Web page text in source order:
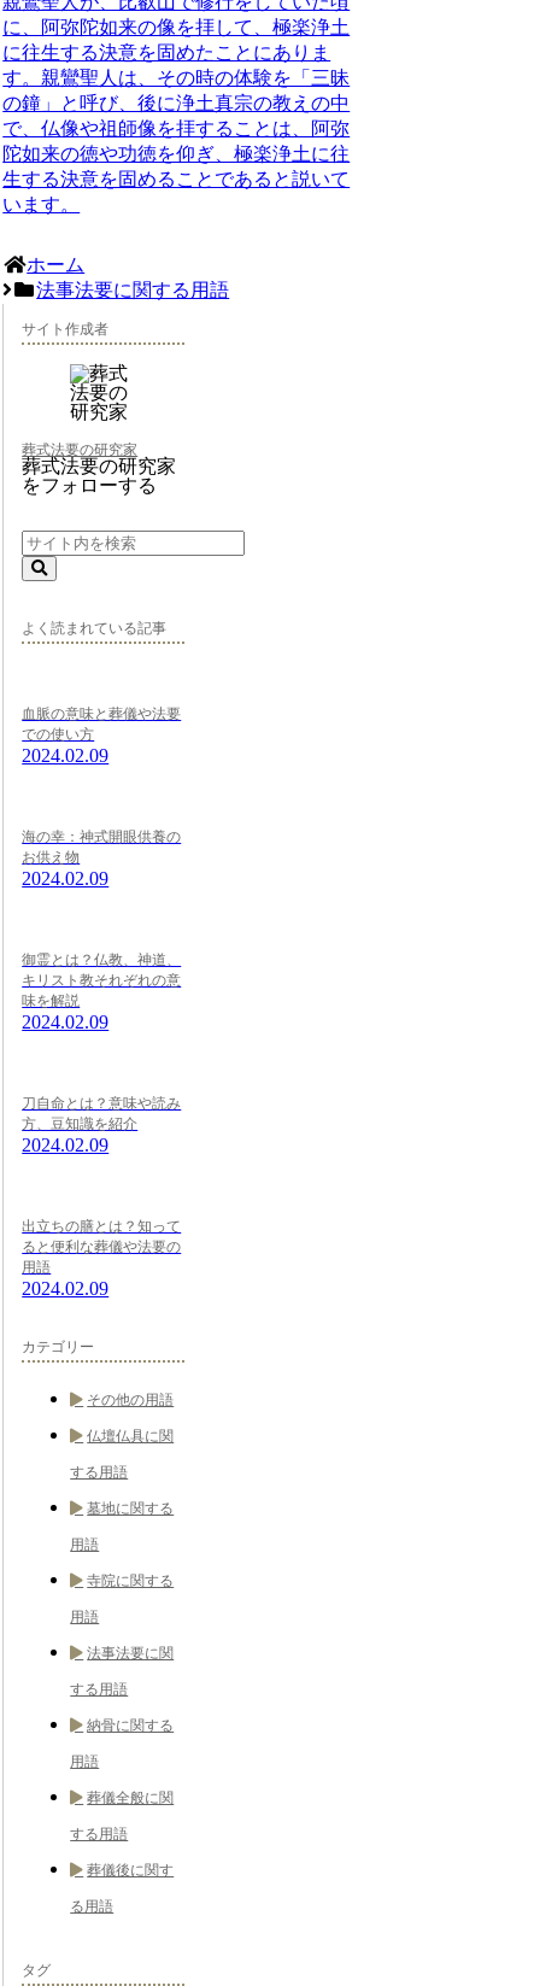
に、阿弥陀如来の像を拝して、極楽浄土
に往生する決意を固めたことにありま
す。親鸞聖人は、その時の体験を「三昧
の鐘」と呼び、後に浄土真宗の教えの中
で、仏像や祖師像を拝することは、阿弥
陀如来の徳や功徳を仰ぎ、極楽浄土に往
生する決意を固めることであると説いて
います。
ホーム
法事法要に関する用語
サイト作成者
葬式法要の研究家
葬式法要の研究家
をフォローする
よく読まれている記事
血脈の意味と葬儀や法要
での使い方
2024.02.09
海の幸：神式開眼供養の
お供え物
2024.02.09
御霊とは？仏教、神道、
キリスト教それぞれの意
味を解説
2024.02.09
刀自命とは？意味や読み
方、豆知識を紹介
2024.02.09
出立ちの膳とは？知って
ると便利な葬儀や法要の
用語
2024.02.09
カテゴリー
その他の用語
仏壇仏具に関
する用語
墓地に関する
用語
寺院に関する
用語
法事法要に関
する用語
納骨に関する
用語
葬儀全般に関
する用語
葬儀後に関す
る用語
タグ